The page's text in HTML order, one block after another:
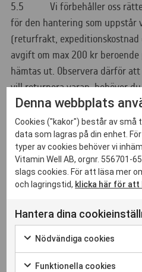
5.5 Vi förbehåller oss
för den hantering som uppstår
(returfrakt,
avgift om max 200 kr
hämtas ut. Observera därför
vill returnera varan, behöver
därefter returnera enligt
6. ÅNGERRÄTT
Du har ångerrätt i enlighet
Du har rätt att frånträda detta
löper ut 14 dagar efter den dag
som du anger tar produkterna i
Denna webbplats
Cookies ("kakor") består av små
data som lagras på din enhet.
typer av cookies behöver vi
Vitamin Well AB, orgnr. 556701-
slags cookies. För att läsa mer
och lagringstid, klicka här för att
Hantera dina
Nödvändiga cookies
Funktionella cookies